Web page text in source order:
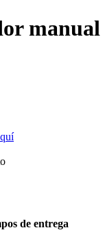
de entrega